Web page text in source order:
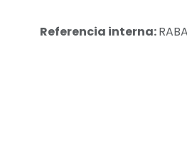
Referencia interna: